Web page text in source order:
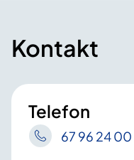
Kontakt
Telefon
67 96 24 00